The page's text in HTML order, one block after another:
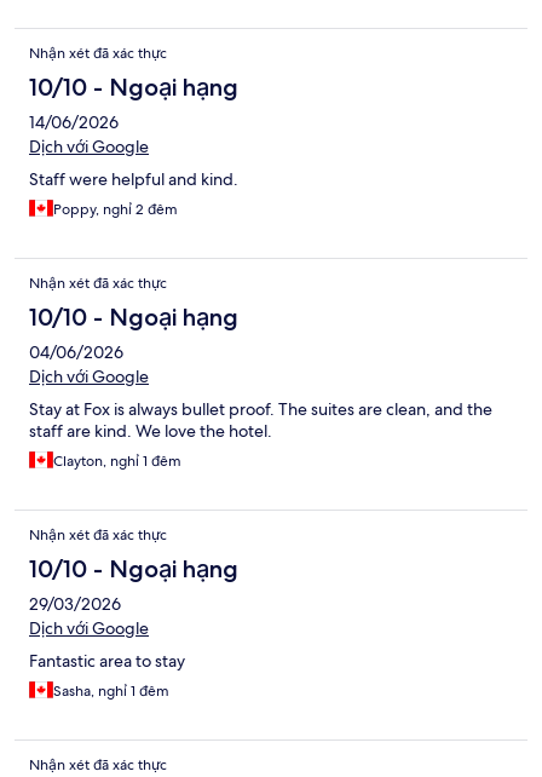
Nhận xét đã xác thực
10/10 - Ngoại hạng
14/06/2026
Dịch với Google
Staff were helpful and kind.
Poppy, nghỉ 2 đêm
Nhận xét đã xác thực
10/10 - Ngoại hạng
04/06/2026
Dịch với Google
Stay at Fox is always bullet proof. The suites are clean, and the
staff are kind. We love the hotel.
Clayton, nghỉ 1 đêm
Nhận xét đã xác thực
10/10 - Ngoại hạng
29/03/2026
Dịch với Google
Fantastic area to stay
Sasha, nghỉ 1 đêm
Nhận xét đã xác thực